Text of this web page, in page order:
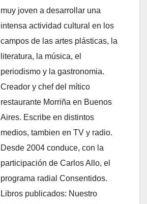
muy joven a desarrollar una
intensa actividad cultural en los
campos de las artes plásticas, la
literatura, la música, el
periodismo y la gastronomia.
Creador y chef del mítico
restaurante Morriña en Buenos
Aires. Escribe en distintos
medios, tambien en TV y radio.
Desde 2004 conduce, con la
participación de Carlos Allo, el
programa radial Consentidos.
Libros publicados: Nuestro